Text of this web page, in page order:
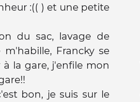
:(( ) et une petite
du sac, lavage de
m'habille, Francky se
la gare, j'enfile mon
bon, je suis sur le